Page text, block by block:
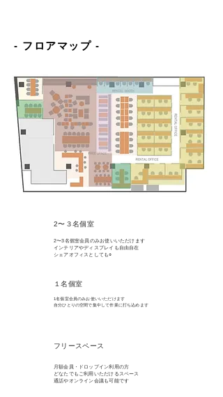
​- フロアマップ -
​2〜３名個室
2〜3名個室会員のみお使いいただけます
インテリアやディスプレイも自由自在
シェアオフィスとしても○
​１名個室
1名個室会員のみお使いいただけます
​自分ひとりの空間で集中して作業に打ち込めます
​フリースペース
月額会員・ドロップイン利用の方
どなたでもご利用いただけるスペース
​通話やオンライン会議も可能です